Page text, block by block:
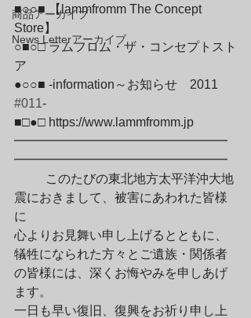
商品アーカイブ
News Letterアーカイブ
■○○■ 【lammfromm The Concept
Store】
○■○□ ラムフロム・ザ・コンセプトスト
ア
●○○■ -information～お知らせ　2011
#011-
■□●□ https://www.lammfromm.jp
━━━━━━━━━━━━━━━━━
━━━━━━━━━━━━━━━━━
震におきまして、被害にあわれた皆様
に
心よりお見舞い申し上げるとともに、
犠牲になられた方々とご遺族・関係者
の皆様には、深くお悔やみを申しあげ
ます。
一日も早い復旧、復興をお祈り申し上